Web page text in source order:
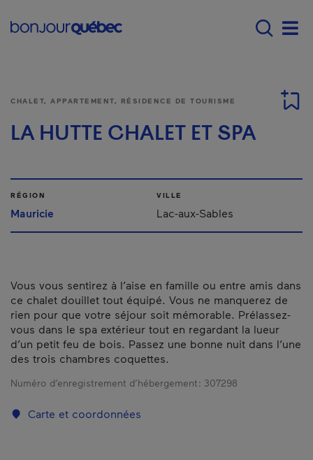
Main navigation -
CHALET, APPARTEMENT, RÉSIDENCE DE TOURISME
LA HUTTE CHALET ET SPA
RÉGION
Mauricie
VILLE
Lac-aux-Sables
Vous vous sentirez à l’aise en famille ou entre amis dans
ce chalet douillet tout équipé. Vous ne manquerez de
rien pour que votre séjour soit mémorable. Prélassez-
vous dans le spa extérieur tout en regardant la lueur
d’un petit feu de bois. Passez une bonne nuit dans l’une
des trois chambres coquettes.
Numéro d’enregistrement d’hébergement : 307298
Carte et coordonnées